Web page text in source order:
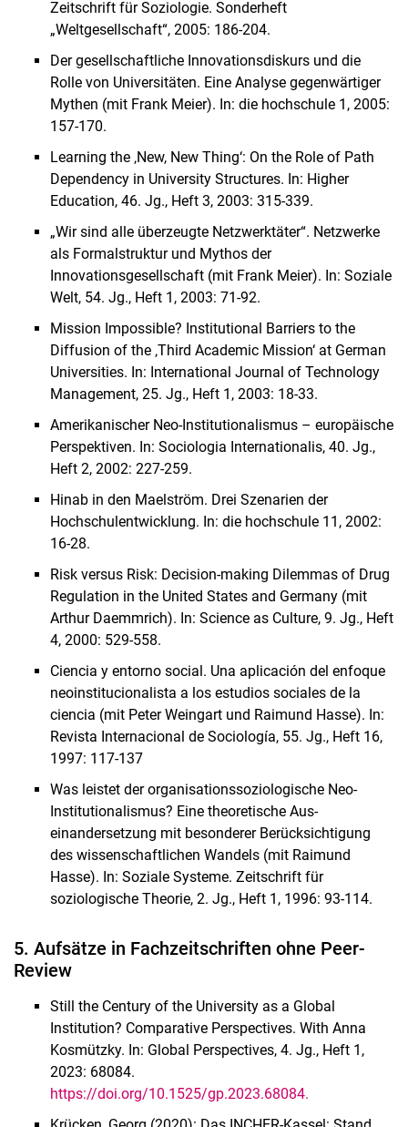
Zeitschrift für Soziologie. Sonderheft
„Weltgesellschaft“, 2005: 186-204.
Der gesellschaftliche Innovationsdiskurs und die
Rolle von Universitäten. Eine Analyse gegenwärtiger
Mythen (mit Frank Meier). In: die hochschule 1, 2005:
157-170.
Learning the ‚New, New Thing‘: On the Role of Path
Dependency in University Structures. In: Higher
Education, 46. Jg., Heft 3, 2003: 315-339.
„Wir sind alle überzeugte Netzwerktäter“. Netzwerke
als Formalstruktur und Mythos der
Innovationsgesellschaft (mit Frank Meier). In: Soziale
Welt, 54. Jg., Heft 1, 2003: 71-92.
Mission Impossible? Institutional Barriers to the
Diffusion of the ‚Third Academic Mission‘ at German
Universities. In: International Journal of Technology
Management, 25. Jg., Heft 1, 2003: 18-33.
Amerikanischer Neo-Institutionalismus – europäische
Perspektiven. In: Sociologia Internationalis, 40. Jg.,
Heft 2, 2002: 227-259.
Hinab in den Maelström. Drei Szenarien der
Hochschulentwicklung. In: die hochschule 11, 2002:
16-28.
Risk versus Risk: Decision-making Dilemmas of Drug
Regulation in the United States and Germany (mit
Arthur Daemmrich). In: Science as Culture, 9. Jg., Heft
4, 2000: 529-558.
Ciencia y entorno social. Una aplicación del enfoque
neoinstitucionalista a los estudios sociales de la
ciencia (mit Peter Weingart und Raimund Hasse). In:
Revista Internacional de Sociología, 55. Jg., Heft 16,
1997: 117-137
Was leistet der organisationssoziologische Neo-
Institutionalismus? Eine theoretische Aus-
einandersetzung mit besonderer Berücksichtigung
des wissenschaftlichen Wandels (mit Raimund
Hasse). In: Soziale Systeme. Zeitschrift für
soziologische Theorie, 2. Jg., Heft 1, 1996: 93-114.
5. Aufsätze in Fachzeitschriften ohne Peer-
Review
Still the Century of the University as a Global
Institution? Comparative Perspectives. With Anna
Kosmützky. In: Global Perspectives, 4. Jg., Heft 1,
2023: 68084.
https://doi.org/10.1525/gp.2023.68084.